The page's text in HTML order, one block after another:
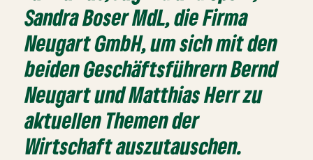
Sandra Boser MdL, die Firma
Neugart GmbH, um sich mit den
beiden Geschäftsführern Bernd
Neugart und Matthias Herr zu
aktuellen Themen der
Wirtschaft auszutauschen.